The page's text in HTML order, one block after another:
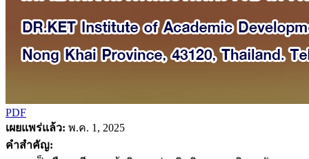
PDF
เผยแพร่แล้ว: พ.ค. 1, 2025
คำสำคัญ: